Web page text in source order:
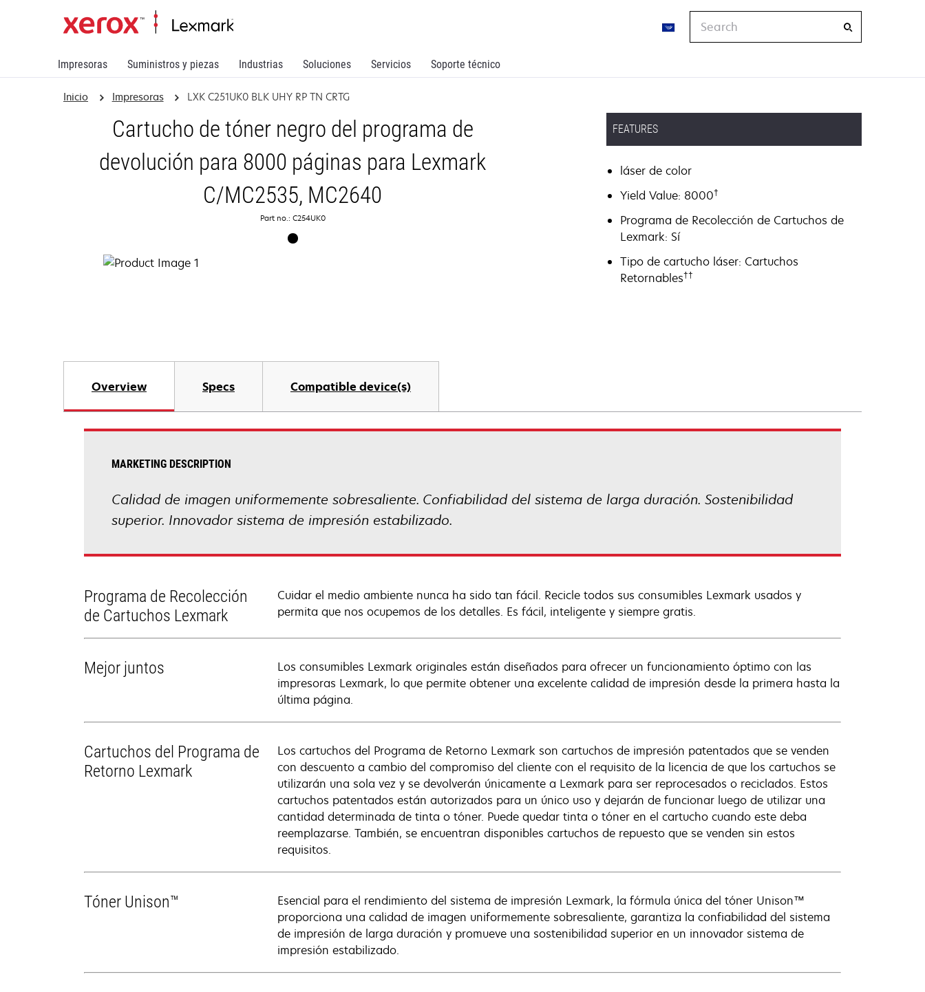
Impresoras Suministros y piezas Industrias Soluciones Servicios Soporte técnico
Inicio Impresoras LXK C251UK0 BLK UHY RP TN CRTG
Cartucho de tóner negro del programa de
devolución para 8000 páginas para Lexmark
C/MC2535, MC2640
Part no.: C254UK0
FEATURES
láser de color
Yield Value: 8000†
Programa de Recolección de Cartuchos de
Lexmark: Sí
Tipo de cartucho láser: Cartuchos
Retornables††
Overview Specs Compatible device(s)
MARKETING DESCRIPTION
Calidad de imagen uniformemente sobresaliente. Confiabilidad del sistema de larga duración. Sostenibilidad
superior. Innovador sistema de impresión estabilizado.
Programa de Recolección
de Cartuchos Lexmark
Cuidar el medio ambiente nunca ha sido tan fácil. Recicle todos sus consumibles Lexmark usados y
permita que nos ocupemos de los detalles. Es fácil, inteligente y siempre gratis.
Mejor juntos
Los consumibles Lexmark originales están diseñados para ofrecer un funcionamiento óptimo con las
impresoras Lexmark, lo que permite obtener una excelente calidad de impresión desde la primera hasta la
última página.
Cartuchos del Programa de
Retorno Lexmark
Los cartuchos del Programa de Retorno Lexmark son cartuchos de impresión patentados que se venden
con descuento a cambio del compromiso del cliente con el requisito de la licencia de que los cartuchos se
utilizarán una sola vez y se devolverán únicamente a Lexmark para ser reprocesados o reciclados. Estos
cartuchos patentados están autorizados para un único uso y dejarán de funcionar luego de utilizar una
cantidad determinada de tinta o tóner. Puede quedar tinta o tóner en el cartucho cuando este deba
reemplazarse. También, se encuentran disponibles cartuchos de repuesto que se venden sin estos
requisitos.
Tóner Unison™
Esencial para el rendimiento del sistema de impresión Lexmark, la fórmula única del tóner Unison™
proporciona una calidad de imagen uniformemente sobresaliente, garantiza la confiabilidad del sistema
de impresión de larga duración y promueve una sostenibilidad superior en un innovador sistema de
impresión estabilizado.